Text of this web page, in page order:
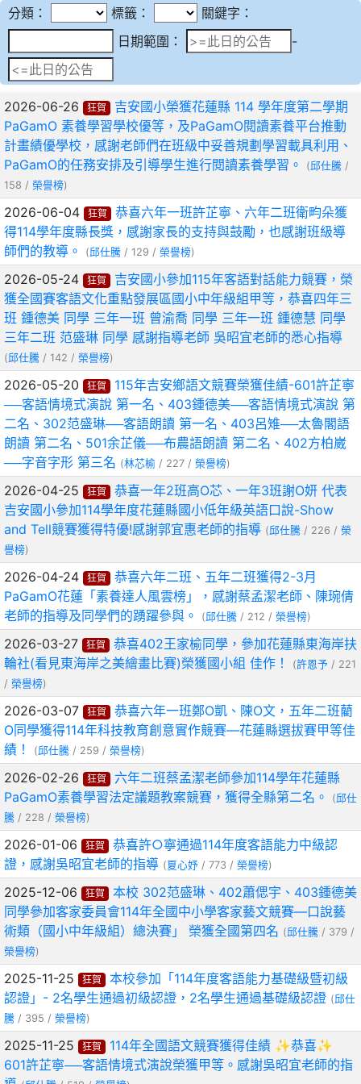
分類： 標籤：
關鍵字：
日期範圍：
-日期範圍：
2026-06-26 狂賀
吉安國小榮獲花蓮縣 114 學年度第二學期
PaGamO 素養學習學校優等，及PaGamO閱讀素養平台推動
計畫績優學校，感謝老師們在班級中妥善規劃學習載具利用、
PaGamO的任務安排及引導學生進行閱讀素養學習。
(邱仕騰 /
158 / 榮譽榜)
2026-06-04 狂賀
恭喜六年一班許芷寧、六年二班衛畇朵獲
得114學年度縣長獎，感謝家長的支持與鼓勵，也感謝班級導
師們的教導。
(邱仕騰 / 129 / 榮譽榜)
2026-05-24 狂賀
吉安國小參加115年客語對話能力競賽，榮
獲全國賽客語文化重點發展區國小中年級組甲等，恭喜四年三
班 鍾德美 同學 三年一班 曾渝喬 同學 三年一班 鍾德慧 同學
三年二班 范盛琳 同學 感謝指導老師 吳昭宜老師的悉心指導
(邱仕騰 / 142 / 榮譽榜)
2026-05-20 狂賀
115年吉安鄉語文競賽榮獲佳績-601許芷寧
──客語情境式演說 第一名、403鍾德美──客語情境式演說 第
二名、302范盛琳──客語朗讀 第一名、403呂雉──太魯閣語
朗讀 第二名、501余芷儀──布農語朗讀 第二名、402方柏崴
──字音字形 第三名 (林芯榆 / 227 / 榮譽榜)
2026-04-25 狂賀
恭喜一年2班高O芯、一年3班謝O妍 代表
吉安國小參加114學年度花蓮縣國小低年級英語口說-Show
and Tell競賽獲得特優!感謝郭宜惠老師的指導 (邱仕騰 / 226 / 榮
譽榜)
2026-04-24 狂賀
恭喜六年二班、五年二班獲得2-3月
PaGamO花蓮「素養達人風雲榜」，感謝蔡孟潔老師、陳琬倩
老師的指導及同學們的踴躍參與。
(邱仕騰 / 212 / 榮譽榜)
2026-03-27 狂賀
恭喜402王家榆同學，參加花蓮縣東海岸扶
輪社(看見東海岸之美繪畫比賽)榮獲國小組 佳作！
(許恩予 / 221
/ 榮譽榜)
2026-03-07 狂賀
恭喜六年一班鄭O凱、陳O文，五年二班藺
O同學獲得114年科技教育創意實作競賽—花蓮縣選拔賽甲等佳
績！
(邱仕騰 / 259 / 榮譽榜)
2026-02-26 狂賀
六年二班蔡孟潔老師參加114學年花蓮縣
PaGamO素養學習法定議題教案競賽，獲得全縣第二名。
(邱仕
騰 / 228 / 榮譽榜)
2026-01-06 狂賀
恭喜許○寧通過114年度客語能力中級認
證，感謝吳昭宜老師的指導 (夏心妤 / 773 / 榮譽榜)
2025-12-06 狂賀
本校 302范盛琳、402蕭偲宇、403鍾德美
同學參加客家委員會114年全國中小學客家藝文競賽—口說藝
術類（國小中年級組）總決賽」 榮獲全國第四名 (邱仕騰 / 379 /
榮譽榜)
2025-11-25 狂賀
本校參加「114年度客語能力基礎級暨初級
認證」- 2名學生通過初級認證，2名學生通過基礎級認證 (邱仕
騰 / 395 / 榮譽榜)
2025-11-25 狂賀
114年全國語文競賽獲得佳績 ✨恭喜✨
601許芷寧──客語情境式演說榮獲甲等。感謝吳昭宜老師的指